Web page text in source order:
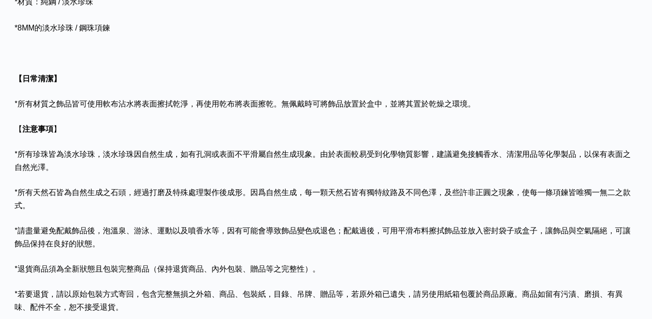
*材質：純鋼 / 淡水珍珠
*8MM的淡水珍珠 / 鋼珠項鍊
【日常清潔】
*所有材質之飾品皆可使用軟布沾水將表面擦拭乾淨，再使用乾布將表面擦乾。無佩戴時可將飾品放置於盒中，並將其置於乾燥之環境。
【注意事項】
*所有珍珠皆為淡水珍珠，淡水珍珠因自然生成，如有孔洞或表面不平滑屬自然生成現象。由於表面較易受到化學物質影響，建議避免接觸香水、清潔用品等化學製品，以保有表面之
自然光澤。
*所有天然石皆為自然生成之石頭，經過打磨及特殊處理製作後成形。因爲自然生成，每一顆天然石皆有獨特紋路及不同色澤，及些許非正圓之現象，使每一條項鍊皆唯獨一無二之款
式。
*請盡量避免配戴飾品後，泡溫泉、游泳、運動以及噴香水等，因有可能會導致飾品變色或退色；配戴過後，可用平滑布料擦拭飾品並放入密封袋子或盒子，讓飾品與空氣隔絕，可讓
飾品保持在良好的狀態。
*退貨商品須為全新狀態且包裝完整商品（保持退貨商品、內外包裝、贈品等之完整性）。
*若要退貨，請以原始包裝方式寄回，包含完整無損之外箱、商品、包裝紙，目錄、吊牌、贈品等，若原外箱已遺失，請另使用紙箱包覆於商品原廠。商品如留有污漬、磨損、有異
味、配件不全，恕不接受退貨。